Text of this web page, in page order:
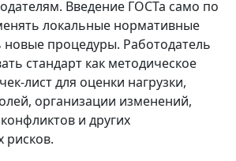
Введение ГОСТа само по
локальные нормативные
новые процедуры. Работодатель
стандарт как методическое
лист для оценки нагрузки,
организации изменений,
и других
рисков.